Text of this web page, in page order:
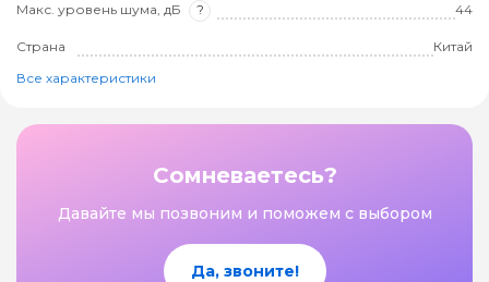
Макс. уровень шума, дБ ? 44
Страна
Китай
Все характеристики
Сомневаетесь?
Давайте мы позвоним и поможем с выбором
Да, звоните!